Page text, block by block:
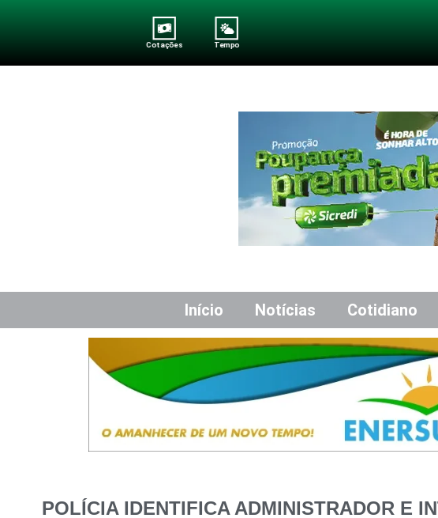
Cotações Tempo
Início Notícias Cotidiano
POLÍCIA IDENTIFICA ADMINISTRADOR E